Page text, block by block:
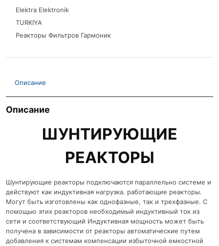
Elektra Elektronik
TURKIYA
Реакторы Фильтров Гармоник
Описание
Описание
ШУНТИРУЮЩИЕ
РЕАКТОРЫ
Шунтирующие реакторы подключаются параллельно системе и
действуют как индуктивная нагрузка. работающие реакторы.
Могут быть изготовлены как однофазные, так и трехфазные. С
помощью этих реакторов необходимый индуктивный ток из
сети и соответствующий Индуктивная мощность может быть
получена в зависимости от реакторы автоматические путем
добавления к системам компенсации избыточной емкостной